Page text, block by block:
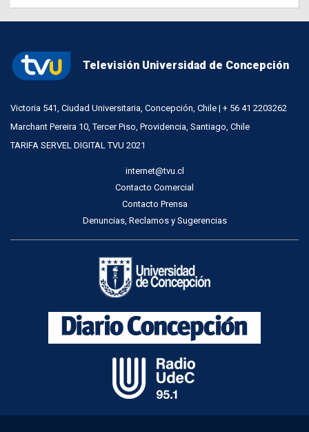
Televisión Universidad de Concepción
Victoria 541, Ciudad Universitaria, Concepción, Chile | + 56 41 2203262
Marchant Pereira 10, Tercer Piso, Providencia, Santiago, Chile
TARIFA SERVEL DIGITAL TVU 2021
internet@tvu.cl
Contacto Comercial
Contacto Prensa
Denuncias, Reclamos y Sugerencias